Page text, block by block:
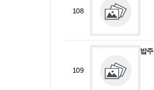
108
109
밥